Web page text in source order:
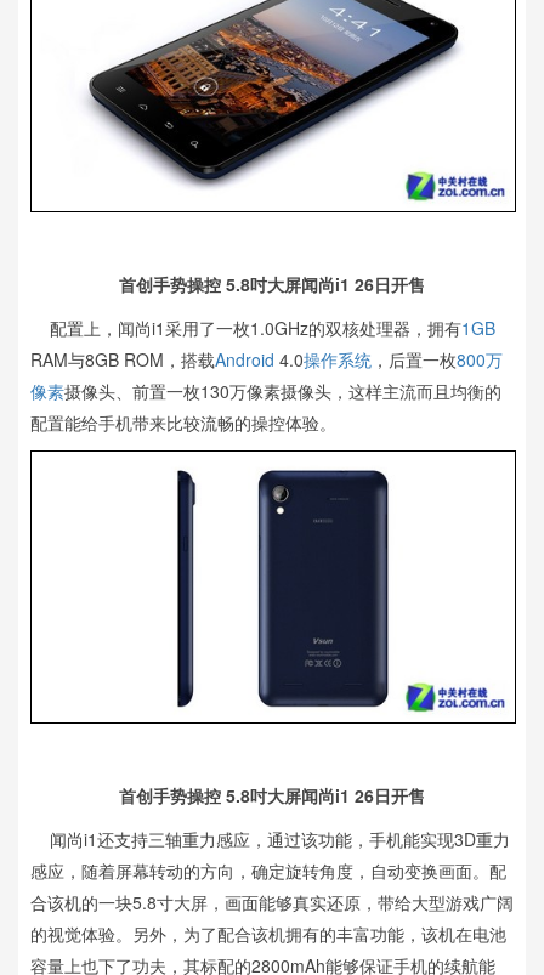
首创手势操控 5.8吋大屏闻尚i1 26日开售
配置上，闻尚i1采用了一枚1.0GHz的双核处理器，拥有1GB
RAM与8GB ROM，搭载Android 4.0操作系统 ，后置一枚800万
像素摄像头、前置一枚130万像素摄像头，这样主流而且均衡的
配置能给手机带来比较流畅的操控体验。
首创手势操控 5.8吋大屏闻尚i1 26日开售
闻尚i1还支持三轴重力感应，通过该功能，手机能实现3D重力
感应，随着屏幕转动的方向，确定旋转角度，自动变换画面。配
合该机的一块5.8寸大屏，画面能够真实还原，带给大型游戏广阔
的视觉体验。另外，为了配合该机拥有的丰富功能，该机在电池
容量上也下了功夫，其标配的2800mAh能够保证手机的续航能